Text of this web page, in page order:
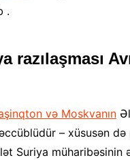
.
razılaşması
və Moskvanın
– xüsusən də
Suriya müharibəsinin